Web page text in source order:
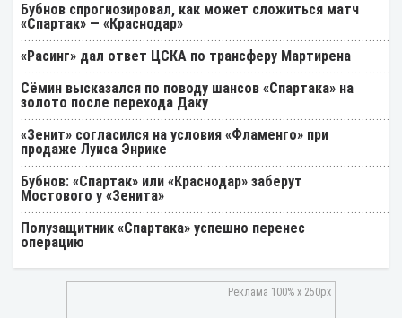
Бубнов спрогнозировал, как может сложиться матч
«Спартак» — «Краснодар»
«Расинг» дал ответ ЦСКА по трансферу Мартирена
Cёмин высказался по поводу шансов «Спартака» на
золото после перехода Даку
«Зенит» согласился на условия «Фламенго» при
продаже Луиса Энрике
Бубнов: «Спартак» или «Краснодар» заберут
Мостового у «Зенита»
Полузащитник «Спартака» успешно перенес
операцию